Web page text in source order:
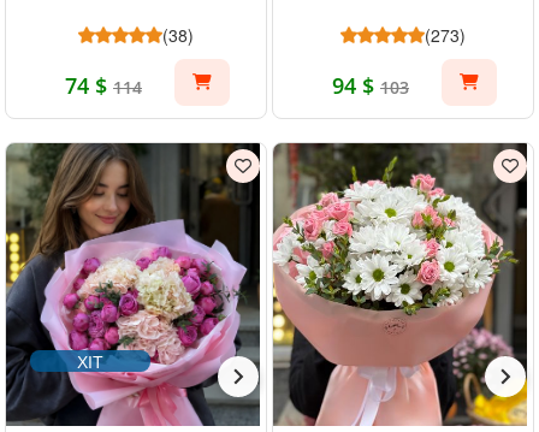
(38)
74 $ 114
(273)
94 $ 103
ХІТ